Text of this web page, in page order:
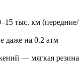
тыс. км (передние/
даже на 0.2 атм
— мягкая резина